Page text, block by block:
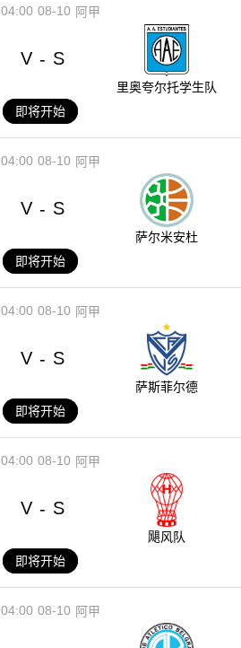
08-10
04:00 阿甲
V - S
里奥夸尔托学生队
即将开始
08-10
04:00 阿甲
V - S
萨尔米安杜
即将开始
08-10
04:00 阿甲
V - S
萨斯菲尔德
即将开始
08-10
04:00 阿甲
V - S
飓风队
即将开始
08-10
04:00 阿甲